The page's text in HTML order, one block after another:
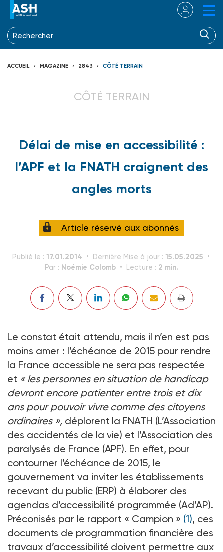
ACCUEIL MAGAZINE 2843 CÔTÉ TERRAIN
CÔTÉ TERRAIN
Délai de mise en accessibilité :
l’APF et la FNATH craignent des
angles morts
Article réservé aux abonnés
Publié le : 17.01.2014 Dernière Mise à jour : 15.05.2025
Par : Noémie Colomb Lecture : 2 min.
Le constat était attendu, mais il n’en est pas
moins amer : l’échéance de 2015 pour rendre
la France accessible ne sera pas respectée
et « les personnes en situation de handicap
devront encore patienter entre trois et dix
ans pour pouvoir vivre comme des citoyens
ordinaires », déplorent la FNATH (L’Association
des accidentés de la vie) et l’Association des
paralysés de France (APF). En effet, pour
contourner l’échéance de 2015, le
gouvernement va inviter les établissements
recevant du public (ERP) à élaborer des
agendas d’accessibilité programmée (Ad’AP).
Préconisés par le rapport « Campion » (1), ces
documents de programmation financière des
travaux d’accessibilité doivent permettre aux